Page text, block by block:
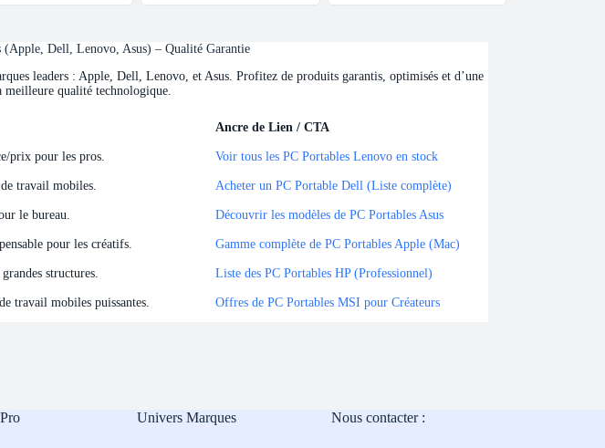
(Apple, Dell, Lenovo, Asus) – Qualité Garantie
leaders : Apple, Dell, Lenovo, et Asus. Profitez de produits garantis, optimisés et d’une
qualité technologique.
Ancre de Lien / CTA
Ancre de Lien / CTA
prix pour les pros. Voir tous les PC Portables Lenovo en stock
travail mobiles. Acheter un PC Portable Dell (Liste complète)
le bureau. Découvrir les modèles de PC Portables Asus
pour les créatifs. Gamme complète de PC Portables Apple (Mac)
structures. Liste des PC Portables HP (Professionnel)
travail mobiles puissantes. Offres de PC Portables MSI pour Créateurs
Univers Marques Nous contacter :